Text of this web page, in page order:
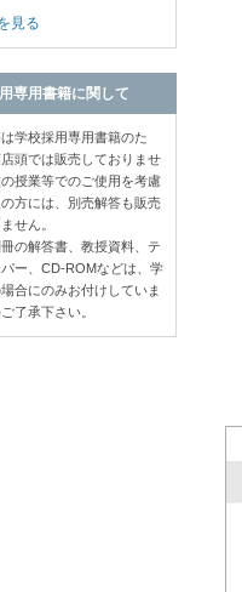
見る
専用書籍に関して
学校採用専用書籍のた
頭では販売しておりませ
授業等でのご使用を考慮
の方には、別売解答も販売
せん。
の解答書、教授資料、テ
ー、CD-ROMなどは、学
合にのみお付けしていま
了承下さい。